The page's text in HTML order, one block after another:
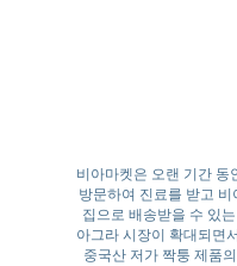
비아마켓은 오랜 기간 동
방문하여 진료를 받고
집으로 배송받을 수 있
아그라 시장이 확대되면
중국산 저가 짝퉁 제품